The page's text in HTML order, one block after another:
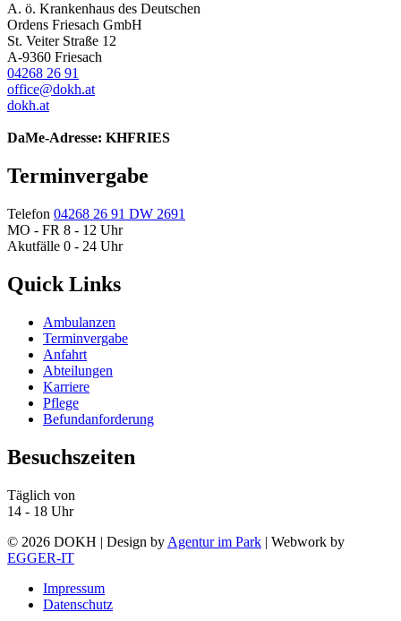
A. ö. Krankenhaus des Deutschen
Ordens Friesach GmbH
St. Veiter Straße 12
A-9360 Friesach
04268 26 91
office@dokh.at
dokh.at
DaMe-Adresse: KHFRIES
Terminvergabe
Telefon 04268 26 91 DW 2691
MO - FR 8 - 12 Uhr
Akutfälle 0 - 24 Uhr
Quick Links
Ambulanzen
Terminvergabe
Anfahrt
Abteilungen
Karriere
Pflege
Befundanforderung
Besuchszeiten
Täglich von
14 - 18 Uhr
© 2026 DOKH | Design by Agentur im Park | Webwork by
EGGER-IT
Impressum
Datenschutz